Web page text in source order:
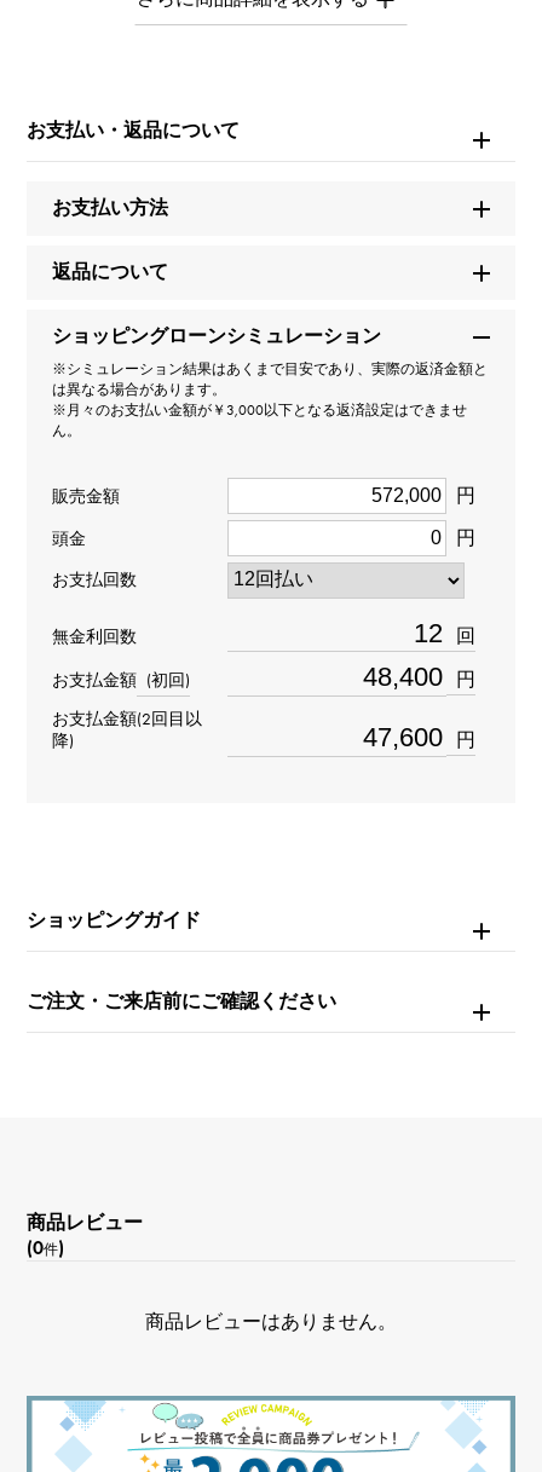
Y.ALPHA.12.6.G.M
アルファ 【受注生産品】 イニシャルペンダントトップ
【G】Mサイズ【正規品】
ブランド名
ユキザキ
モデル名
アルファ
型番
Y.ALPHA.12.6.G.M
タイプ
男女兼用
種類
＞アルファベット × ペンヘッド
イニシャル＞イニシャル × ペンヘッド
モチーフサイズ
お支払い・返品について
お支払い方法
返品について
ショッピングローンシミュレーション
※シミュレーション結果はあくまで目安であり、実際の返済金額と
は異なる場合があります。
※月々のお支払い金額が￥3,000以下となる返済設定はできませ
ん。
販売金額 円
頭金 円
お支払回数
無金利回数 回
お支払金額 (初回) 円
お支払金額(2回目以
降)
円
ショッピングガイド
ご注文・ご来店前にご確認ください
商品レビュー
(0件)
商品レビューはありません。